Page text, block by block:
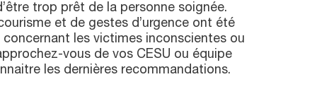
trop prêt de la personne soignée.
et de gestes d’urgence ont été
les victimes inconscientes ou
vous de vos CESU ou équipe
les dernières recommandations.